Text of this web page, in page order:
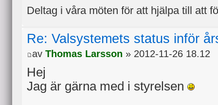
Deltag i våra möten för att hjälpa till att
Re: Valsystemets status inför
av Thomas Larsson » 2012-11-26 18.12
Hej
Jag är gärna med i styrelsen